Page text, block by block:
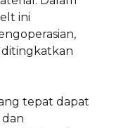
ini
tepat dapat